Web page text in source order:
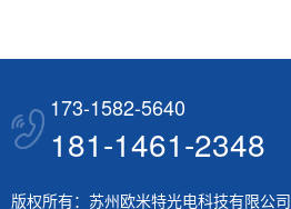
173-1582-5640
181-1461-2348
版权所有：苏州欧米特光电科技有限公司